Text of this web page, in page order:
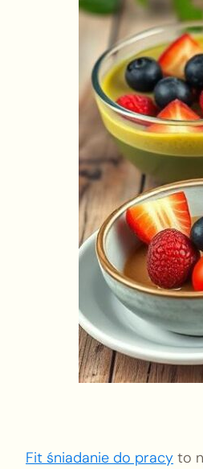
Fit śniadanie do pracy to